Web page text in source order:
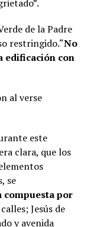
de la Padre
restringido.“No
edificación con
al verse
este
clara, que los
se
compuesta por
Jesús de
y avenida